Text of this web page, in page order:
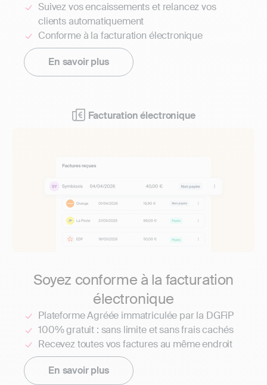
Suivez vos encaissements et relancez vos
clients automatiquement
Conforme à la facturation électronique
En savoir plus
Facturation électronique
Soyez conforme à la facturation
électronique
Plateforme Agréée immatriculée par la DGFiP
100% gratuit : sans limite et sans frais cachés
Recevez toutes vos factures au même endroit
En savoir plus